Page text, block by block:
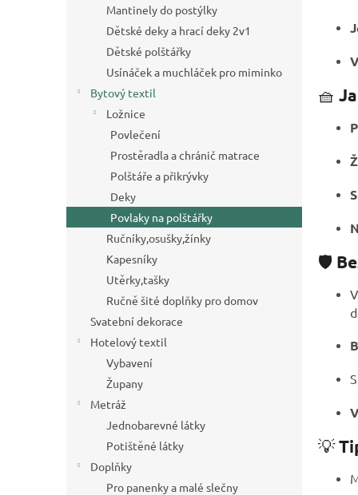
Mantinely do postýlky
Dětské deky a hrací deky 2v1
Dětské polštářky
Usínáček a muchláček pro miminko
Bytový textil
Ložnice
Povlečení
Prostěradla a chránič matrace
Polštáře a přikrývky
Deky
Povlaky na polštářky
Ručníky,osušky,žínky
Kapesníky
Utěrky,tašky
Ručně šité doplňky pro domov
Svatební dekorace
Hotelový textil
Vybavení
Župany
Metráž
Jednobarevné látky
Potištěné látky
Doplňky
Pro panenky a malé slečny
🧺
🛡️
💡